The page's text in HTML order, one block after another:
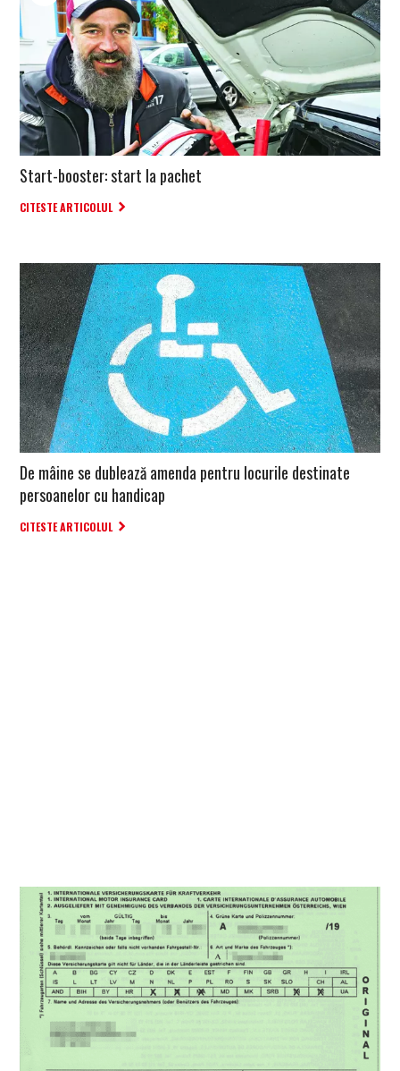
Start-booster: start la pachet
CITESTE ARTICOLUL
De mâine se dublează amenda pentru locurile destinate
persoanelor cu handicap
CITESTE ARTICOLUL